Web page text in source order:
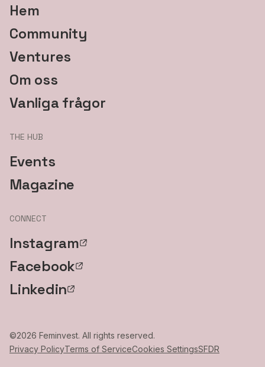
Hem
Community
Ventures
Om oss
Vanliga frågor
THE HUB
Events
Magazine
CONNECT
Instagram
Facebook
Linkedin
©2026 Feminvest. All rights reserved.
Privacy PolicyTerms of ServiceCookies SettingsSFDR